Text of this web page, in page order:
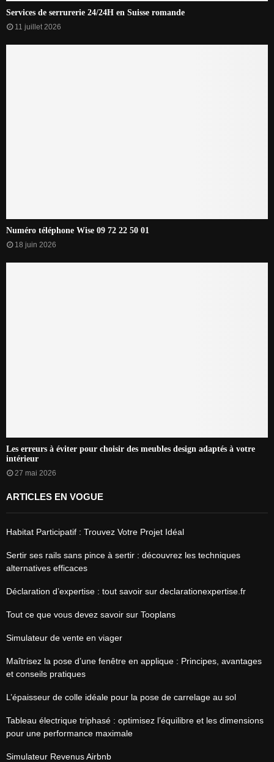
Services de serrurerie 24/24H en Suisse romande
11 juillet 2026
Numéro téléphone Wise 09 72 22 50 01
18 juin 2026
Les erreurs à éviter pour choisir des meubles design adaptés à votre
intérieur
27 mai 2026
ARTICLES EN VOGUE
Habitat Participatif : Trouvez Votre Projet Idéal
Sertir ses rails sans pince à sertir : découvrez les techniques
alternatives efficaces
Déclaration d’expertise : tout savoir sur declarationexpertise.fr
Tout ce que vous devez savoir sur Tooplans
Simulateur de vente en viager
Maîtrisez la pose d’une fenêtre en applique : Principes, avantages
et conseils pratiques
L’épaisseur de colle idéale pour la pose de carrelage au sol
Tableau électrique triphasé : optimisez l’équilibre et les dimensions
pour une performance maximale
Simulateur Revenus Airbnb